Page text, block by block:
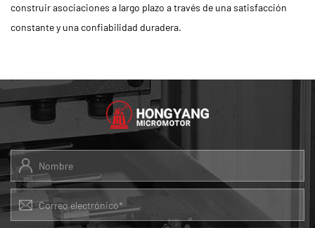
construir asociaciones a largo plazo a través de una satisfacción
constante y una confiabilidad duradera.